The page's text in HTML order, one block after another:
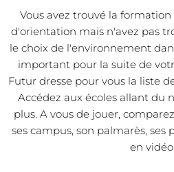
Vous avez trouvé la
d'orientation mais n'avez pas
le choix de l'environnement
important pour la suite de
Futur dresse pour vous la liste
Accédez aux écoles allant du
plus. A vous de jouer,
ses campus, son palmarès, ses
en